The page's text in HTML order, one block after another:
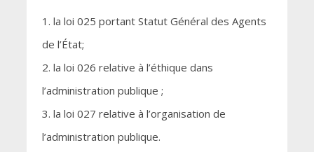
la loi 025 portant Statut Général des Agents
de l’État;
la loi 026 relative à l’éthique dans
l’administration publique ;
la loi 027 relative à l’organisation de
l’administration publique.